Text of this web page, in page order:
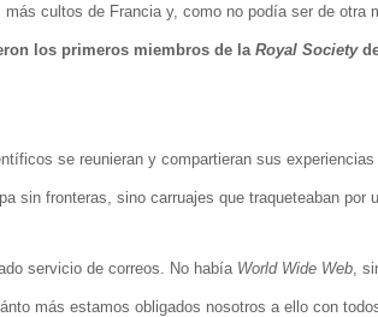
cultos de Francia y, como no podía ser de otra
los primeros miembros de laRoyal Society
se reunieran y compartieran sus
sin fronteras, sino carruajes que traqueteaban por
servicio de correos. No había World Wide Web,
más estamos obligados nosotros a ello con